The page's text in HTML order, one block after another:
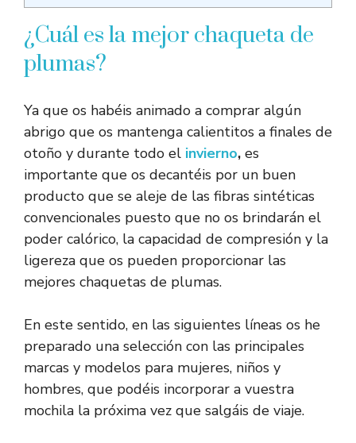
¿Cuál es la mejor chaqueta de
plumas?
Ya que os habéis animado a comprar algún
abrigo que os mantenga calientitos a finales de
otoño y durante todo el invierno, es
importante que os decantéis por un buen
producto que se aleje de las fibras sintéticas
convencionales puesto que no os brindarán el
poder calórico, la capacidad de compresión y la
ligereza que os pueden proporcionar las
mejores chaquetas de plumas.
En este sentido, en las siguientes líneas os he
preparado una selección con las principales
marcas y modelos para mujeres, niños y
hombres, que podéis incorporar a vuestra
mochila la próxima vez que salgáis de viaje.